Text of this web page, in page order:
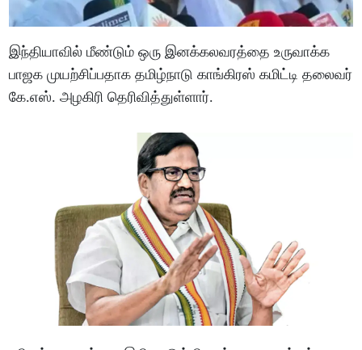
இந்தியாவில் மீண்டும் ஒரு இனக்கலவரத்தை உருவாக்க
பாஜக முயற்சிப்பதாக தமிழ்நாடு காங்கிரஸ் கமிட்டி தலைவர்
கே.எஸ். அழகிரி தெரிவித்துள்ளார்.